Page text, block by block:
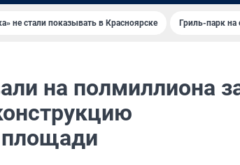
не стали показывать в Красноярске Гриль-парк на
на полмиллиона
площади